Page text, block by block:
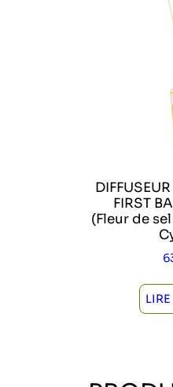
FIRST
(Fleur de